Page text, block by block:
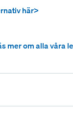
här>
mer om alla våra